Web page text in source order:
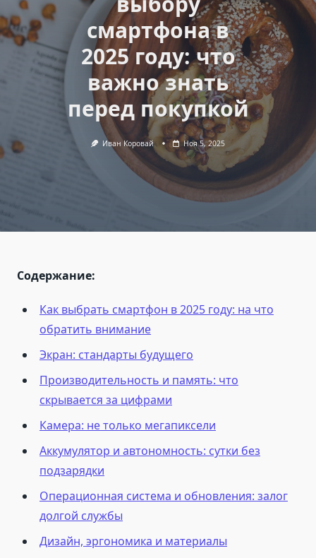
смартфона в
2025 году: что
важно знать
перед покупкой
Иван Коровай Ноя 5, 2025
Содержание:
Как выбрать смартфон в 2025 году: на что
обратить внимание
Экран: стандарты будущего
Производительность и память: что
скрывается за цифрами
Камера: не только мегапиксели
Аккумулятор и автономность: сутки без
подзарядки
Операционная система и обновления: залог
долгой службы
Дизайн, эргономика и материалы